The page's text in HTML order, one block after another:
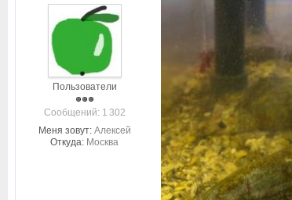
Пользователи
Cообщений: 1 302
Меня зовут: Алексей
Откуда: Москва